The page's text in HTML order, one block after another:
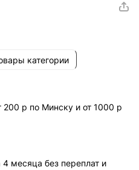
категории
200 р по Минску и от 1000 р
месяца без переплат и